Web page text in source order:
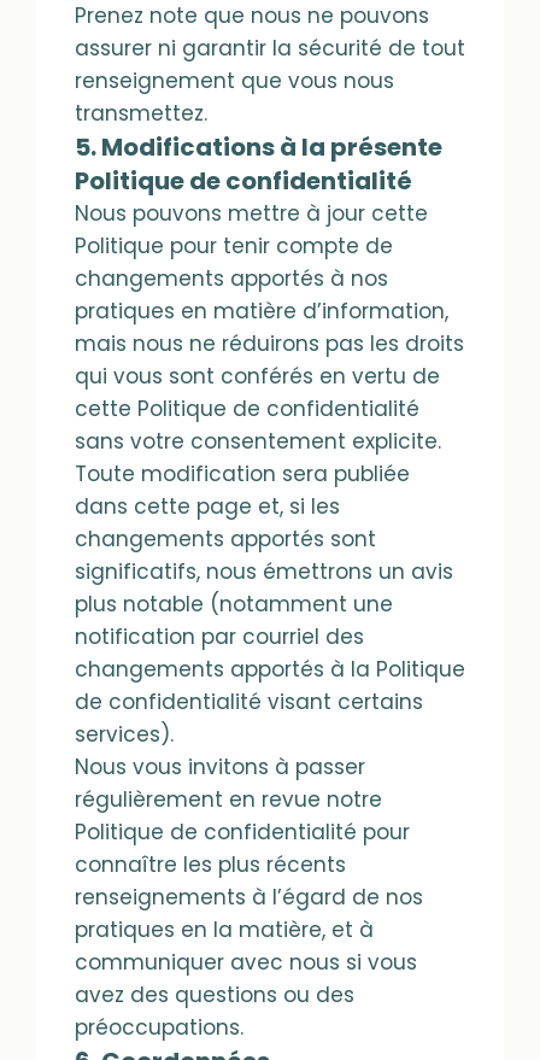
Prenez note que nous ne pouvons
assurer ni garantir la sécurité de tout
renseignement que vous nous
transmettez.
5. Modifications à la présente
Politique de confidentialité
Nous pouvons mettre à jour cette
Politique pour tenir compte de
changements apportés à nos
pratiques en matière d’information,
mais nous ne réduirons pas les droits
qui vous sont conférés en vertu de
cette Politique de confidentialité
sans votre consentement explicite.
Toute modification sera publiée
dans cette page et, si les
changements apportés sont
significatifs, nous émettrons un avis
plus notable (notamment une
notification par courriel des
changements apportés à la Politique
de confidentialité visant certains
services).
Nous vous invitons à passer
régulièrement en revue notre
Politique de confidentialité pour
connaître les plus récents
renseignements à l’égard de nos
pratiques en la matière, et à
communiquer avec nous si vous
avez des questions ou des
préoccupations.